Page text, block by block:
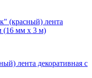
лента декоративная с